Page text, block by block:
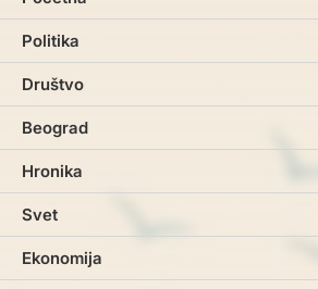
Politika
Društvo
Beograd
Hronika
Svet
Ekonomija